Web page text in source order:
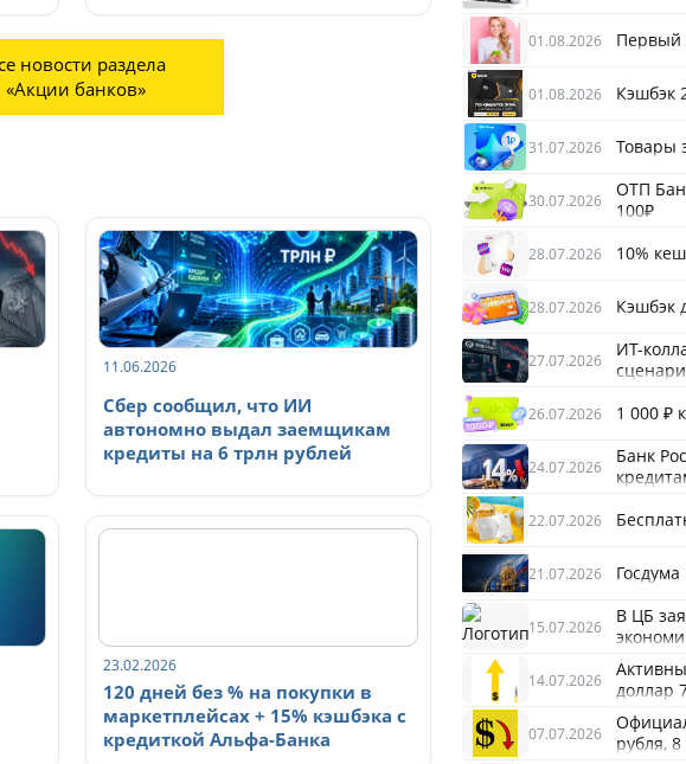
новости раздела
«Акции банков»
11.06.2026
Сбер сообщил, что ИИ
автономно выдал заемщикам
кредиты на 6 трлн рублей
23.02.2026
120 дней без % на покупки в
маркетплейсах + 15% кэшбэка с
кредиткой Альфа-Банка
01.08.2026 Первый
01.08.2026 Кэшбэк
31.07.2026 Товары
30.07.2026
ОТП
100₽
28.07.2026 10%
28.07.2026 Кэшбэк
27.07.2026
ИТ-
26.07.2026 1 000 ₽
24.07.2026
Банк
22.07.2026
21.07.2026
15.07.2026
В ЦБ
14.07.2026
доллар
07.07.2026
рубля,